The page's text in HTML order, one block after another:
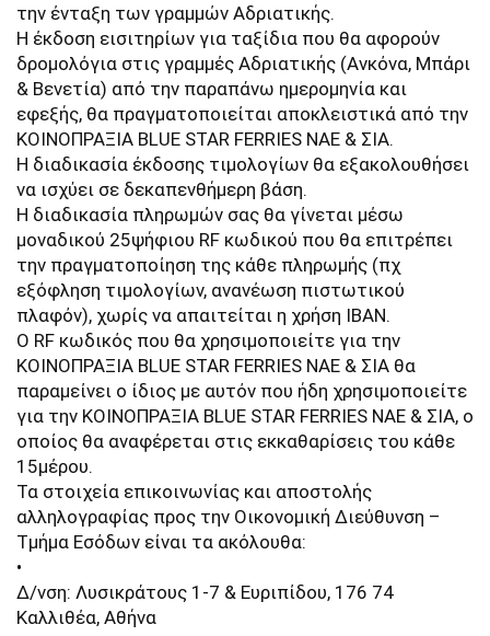
την ένταξη των γραμμών Αδριατικής.
Η έκδοση εισιτηρίων για ταξίδια που θα αφορούν
δρομολόγια στις γραμμές Αδριατικής (Ανκόνα, Μπάρι
& Βενετία) από την παραπάνω ημερομηνία και
εφεξής, θα πραγματοποιείται αποκλειστικά από την
ΚΟΙΝΟΠΡΑΞΙΑ BLUE STAR FERRIES NAE & ΣΙΑ.
Η διαδικασία έκδοσης τιμολογίων θα εξακολουθήσει
να ισχύει σε δεκαπενθήμερη βάση.
Η διαδικασία πληρωμών σας θα γίνεται μέσω
μοναδικού 25ψήφιου RF κωδικού που θα επιτρέπει
την πραγματοποίηση της κάθε πληρωμής (πχ
εξόφληση τιμολογίων, ανανέωση πιστωτικού
πλαφόν), χωρίς να απαιτείται η χρήση IBAN.
O RF κωδικός που θα χρησιμοποιείτε για την
ΚΟΙΝΟΠΡΑΞΙΑ BLUE STAR FERRIES NAE & ΣΙΑ θα
παραμείνει ο ίδιος με αυτόν που ήδη χρησιμοποιείτε
για την ΚΟΙΝΟΠΡΑΞΙΑ BLUE STAR FERRIES NAE & ΣΙΑ, ο
οποίος θα αναφέρεται στις εκκαθαρίσεις του κάθε
15μέρου.
Τα στοιχεία επικοινωνίας και αποστολής
αλληλογραφίας προς την Οικονομική Διεύθυνση –
Τμήμα Εσόδων είναι τα ακόλουθα:
•
Δ/νση: Λυσικράτους 1-7 & Ευριπίδου, 176 74
Καλλιθέα, Αθήνα